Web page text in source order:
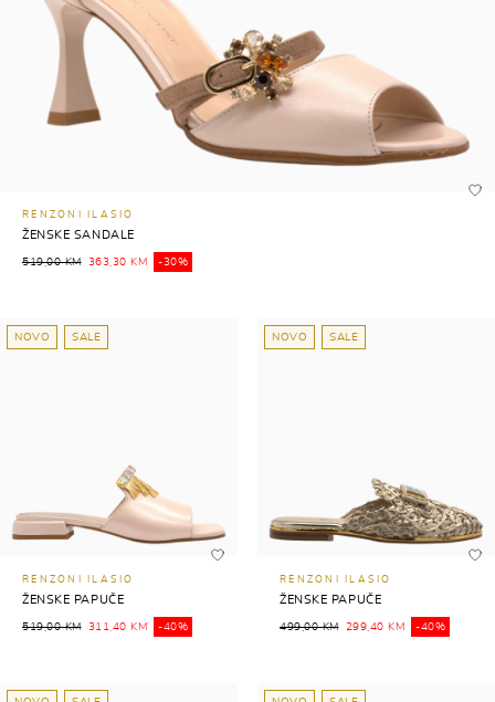
RENZONI ILASIO
ŽENSKE SANDALE
519,00 KM 363,30 KM -30%
NOVO SALE
RENZONI ILASIO
ŽENSKE PAPUČE
519,00 KM 311,40 KM -40%
NOVO SALE
RENZONI ILASIO
ŽENSKE PAPUČE
499,00 KM 299,40 KM -40%